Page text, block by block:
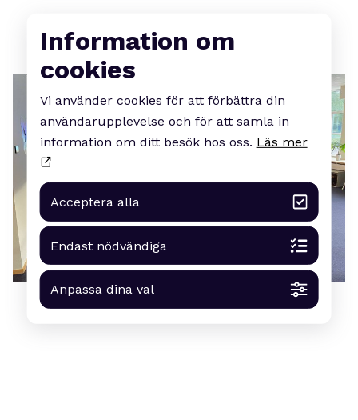
Information om
cookies
Vi använder cookies för att förbättra din
användarupplevelse och för att samla in
information om ditt besök hos oss. Läs mer
Acceptera alla
Endast nödvändiga
Anpassa dina val